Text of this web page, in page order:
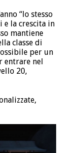
“lo stesso
e la crescita in
mantiene
classe di
per un
entrare nel
20,